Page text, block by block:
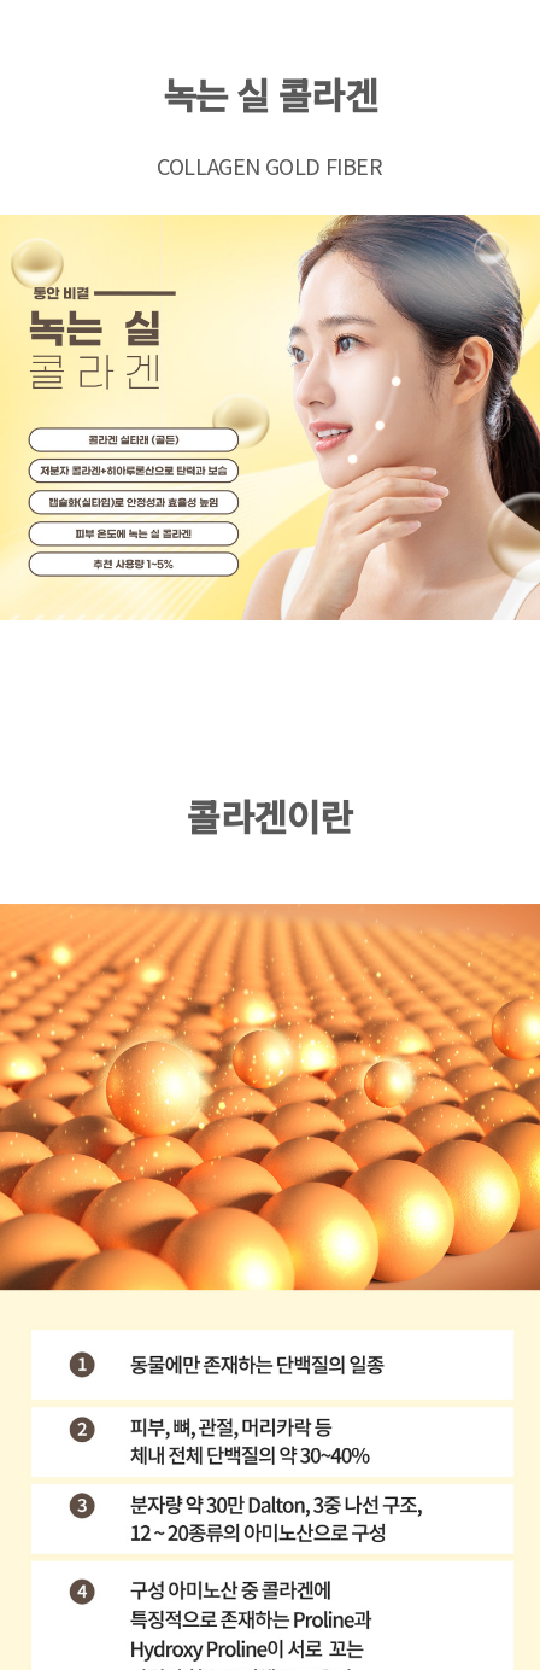
녹는 실 콜라겐
COLLAGEN GOLD FIBER
콜라겐이란